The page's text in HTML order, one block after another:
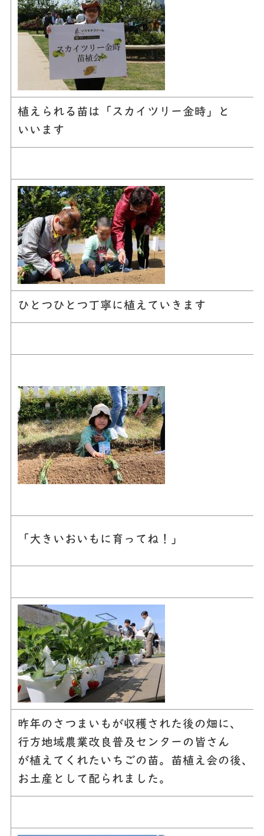
植えられる苗は「スカイツリー金時」と
いいます
ひとつひとつ丁寧に植えていきます
「大きいおいもに育ってね！」
昨年のさつまいもが収穫された後の畑に、
行方地域農業改良普及センターの皆さん
が植えてくれたいちごの苗。苗植え会の後、
お土産として配られました。